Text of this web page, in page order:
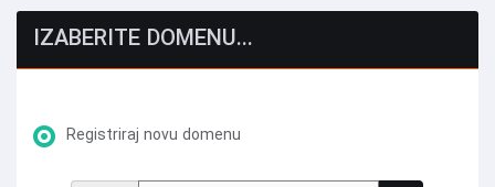
IZABERITE DOMENU...
Registriraj novu domenu